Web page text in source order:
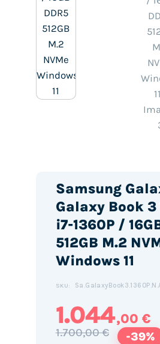
Samsung
Galaxy Book 3
i7-1360P /
512GB M.2
Windows 11
SKU:
1.044,00 €
1.700,00 € -39%